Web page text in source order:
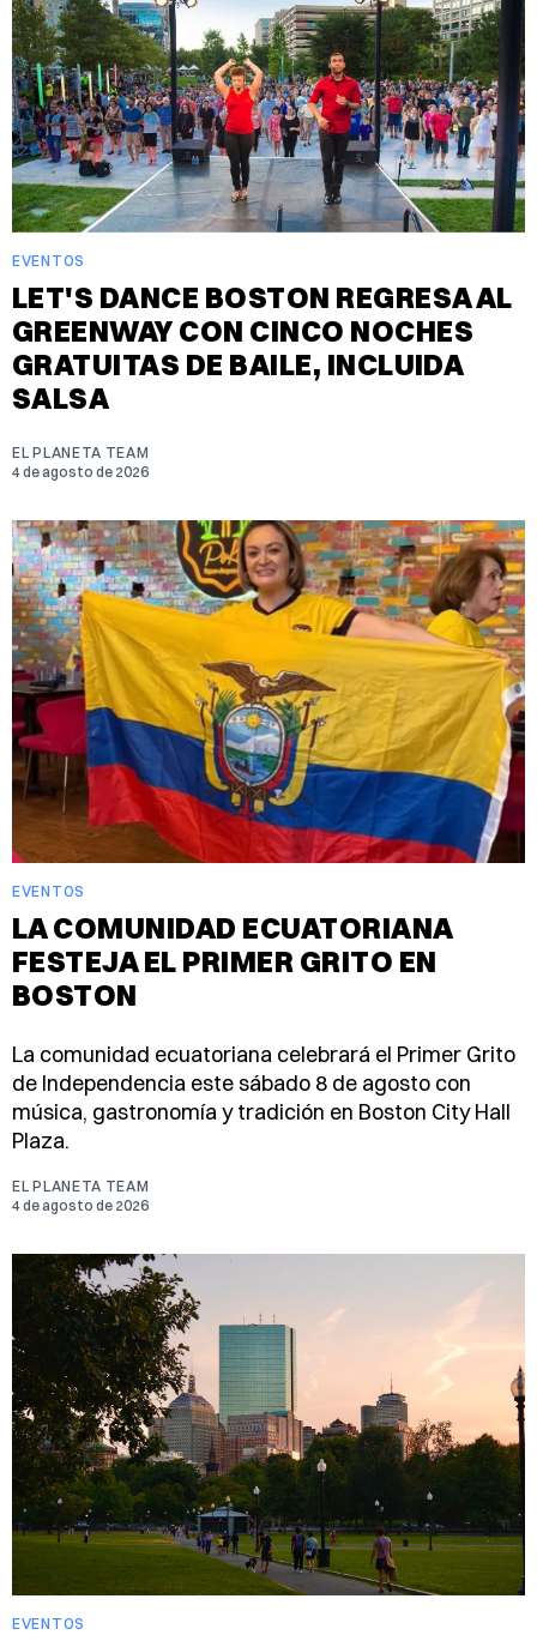
EVENTOS
LET'S DANCE BOSTON REGRESA AL
GREENWAY CON CINCO NOCHES
GRATUITAS DE BAILE, INCLUIDA
SALSA
EL PLANETA TEAM
4 de agosto de 2026
EVENTOS
LA COMUNIDAD ECUATORIANA
FESTEJA EL PRIMER GRITO EN
BOSTON
La comunidad ecuatoriana celebrará el Primer Grito
de Independencia este sábado 8 de agosto con
música, gastronomía y tradición en Boston City Hall
Plaza.
EL PLANETA TEAM
4 de agosto de 2026
EVENTOS